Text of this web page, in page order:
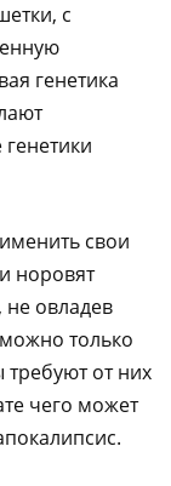
с
генетика
свои
норовят
овладев
только
от них
чего может